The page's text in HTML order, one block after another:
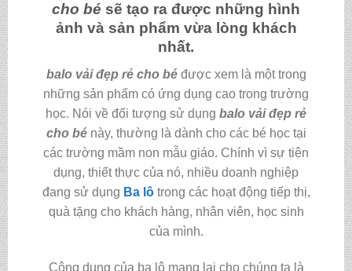
cho bé sẽ tạo ra được những hình
ảnh và sản phẩm vừa lòng khách
nhất.
balo vải đẹp rẻ cho béđược xem là một trong
những sản phẩm có ứng dụng cao trong trường
học. Nói về đối tượng sử dụng balo vải đẹp rẻ
cho bé này, thường là dành cho các bé học tại
các trường mầm non mẫu giáo. Chính vì sự tiện
dụng, thiết thực của nó, nhiều doanh nghiệp
đang sử dụng Ba lôtrong các hoạt động tiếp thị,
quà tặng cho khách hàng, nhân viên, học sinh
của mình.
Công dụng của ba lô mang lại cho chúng ta là